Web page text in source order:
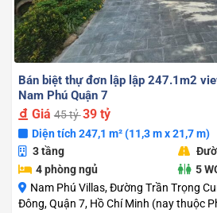
Bán biệt thự đơn lập lập 247.1m2
Nam Phú Quận 7
Giá45 tỷ39 tỷ
Diện tích 247,1 m² (11,3 m x 21,7 m)
3 tầng
4 phòng ngủ
5
Nam Phú Villas, Đường Trần Trọng
Đông, Quận 7, Hồ Chí Minh (nay thuộc